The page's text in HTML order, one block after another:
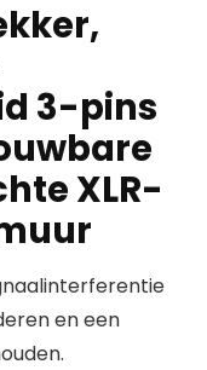
3-pins
XLR-
en een